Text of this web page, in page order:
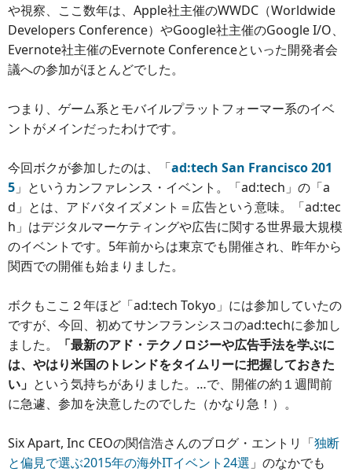
や視察、ここ数年は、Apple社主催のWWDC（Worldwide
Developers Conference）やGoogle社主催のGoogle I/O、
Evernote社主催のEvernote Conferenceといった開発者会
議への参加がほとんどでした。
つまり、ゲーム系とモバイルプラットフォーマー系のイベ
ントがメインだったわけです。
今回ボクが参加したのは、「ad:tech San Francisco 201
5 」というカンファレンス・イベント。「ad:tech」の「a
d」とは、アドバタイズメント＝広告という意味。「ad:tec
h」はデジタルマーケティングや広告に関する世界最大規模
のイベントです。5年前からは東京でも開催され、昨年から
関西での開催も始まりました。
ボクもここ２年ほど「ad:tech Tokyo」には参加していたの
ですが、今回、初めてサンフランシスコのad:techに参加し
ました。
「最新のアド・テクノロジーや広告手法を学ぶに
は、やはり米国のトレンドをタイムリーに把握しておきた
い」 という気持ちがありました。…で、開催の約１週間前
に急遽、参加を決意したのでした（かなり急！）。
Six Apart, Inc CEOの関信浩さんのブログ・エントリ「独断
と偏見で選ぶ2015年の海外ITイベント24選 」のなかでも